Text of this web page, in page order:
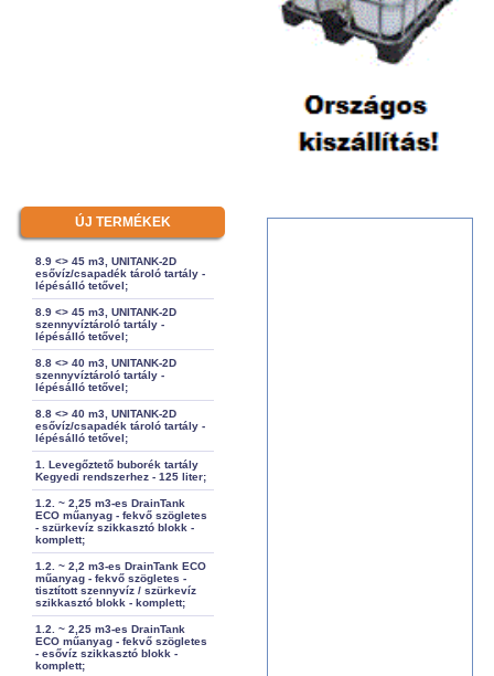
ÚJ TERMÉKEK
8.9 <> 45 m3, UNITANK-2D
esővíz/csapadék tároló tartály -
lépésálló tetővel;
8.9 <> 45 m3, UNITANK-2D
szennyvíztároló tartály -
lépésálló tetővel;
8.8 <> 40 m3, UNITANK-2D
szennyvíztároló tartály -
lépésálló tetővel;
8.8 <> 40 m3, UNITANK-2D
esővíz/csapadék tároló tartály -
lépésálló tetővel;
1. Levegőztető buborék tartály
Kegyedi rendszerhez - 125 liter;
1.2. ~ 2,25 m3-es DrainTank
ECO műanyag - fekvő szögletes
- szürkevíz szikkasztó blokk -
komplett;
1.2. ~ 2,2 m3-es DrainTank ECO
műanyag - fekvő szögletes -
tisztított szennyvíz / szürkevíz
szikkasztó blokk - komplett;
1.2. ~ 2,25 m3-es DrainTank
ECO műanyag - fekvő szögletes
- esővíz szikkasztó blokk -
komplett;